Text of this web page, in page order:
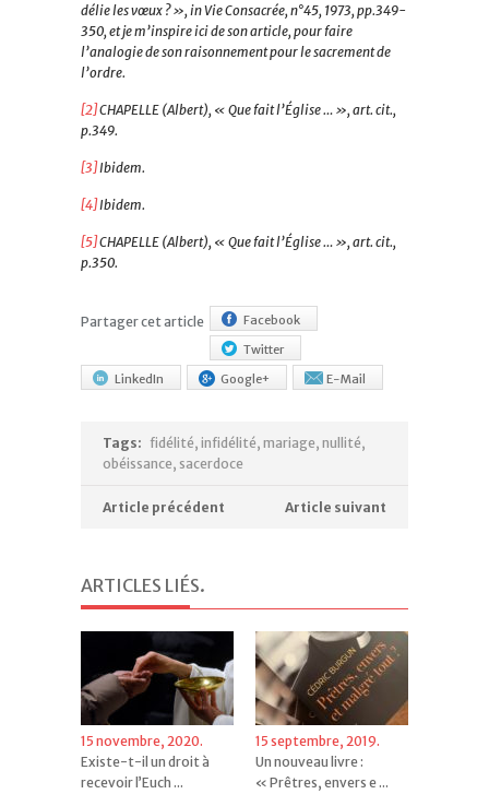
délie les vœux ? », in Vie Consacrée, n°45, 1973, pp.349-
350, et je m’inspire ici de son article, pour faire
l’analogie de son raisonnement pour le sacrement de
l’ordre.
[2]CHAPELLE (Albert), « Que fait l’Église … », art. cit.,
p.349.
[3]Ibidem.
[4]Ibidem.
[5]CHAPELLE (Albert), « Que fait l’Église … », art. cit.,
p.350.
Partager cet article
Facebook
Twitter
LinkedIn
Google+ E-Mail
Tags: fidélité, infidélité, mariage, nullité,
obéissance, sacerdoce
Article précédent Article suivant
ARTICLES LIÉS.
15 novembre, 2020.
Existe-t-il un droit à
recevoir l’Euch ...
15 septembre, 2019.
Un nouveau livre :
« Prêtres, envers e ...